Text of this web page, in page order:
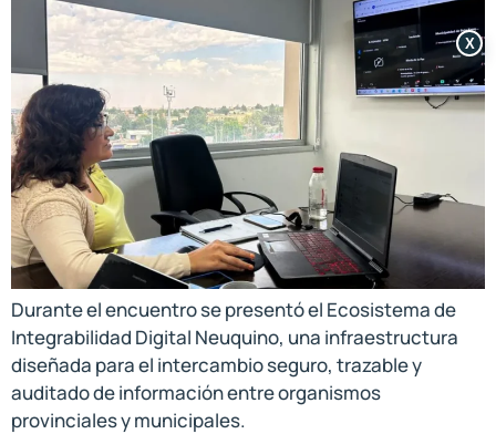
Durante el encuentro se presentó el Ecosistema de
Integrabilidad Digital Neuquino, una infraestructura
diseñada para el intercambio seguro, trazable y
auditado de información entre organismos
provinciales y municipales.
X